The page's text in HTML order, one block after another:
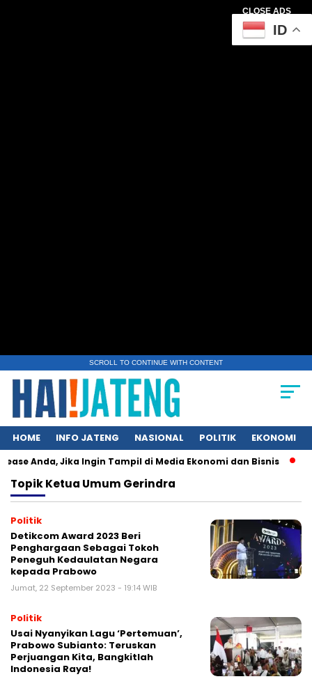
CLOSE ADS
SCROLL TO CONTINUE WITH CONTENT
HOME INFO JATENG NASIONAL POLITIK EKONOMI
Anda, Jika Ingin Tampil di Media Ekonomi dan Bisnis
TopikKetua Umum Gerindra
Politik
Detikcom Award 2023 Beri
Penghargaan Sebagai Tokoh
Peneguh Kedaulatan Negara
kepada Prabowo
Jumat, 22 September 2023 - 19:14 WIB
Politik
Usai Nyanyikan Lagu ‘Pertemuan’,
Prabowo Subianto: Teruskan
Perjuangan Kita, Bangkitlah
Indonesia Raya!
ID